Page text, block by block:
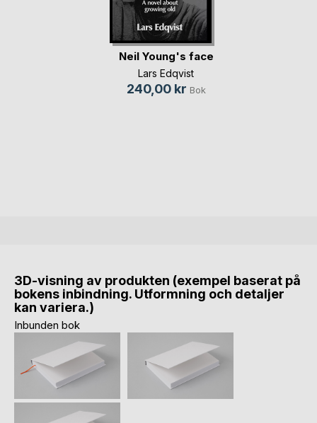
Neil Young's face
Lars Edqvist
240,00 kr Bok
3D-visning av produkten (exempel baserat på
bokens inbindning. Utformning och detaljer
kan variera.)
Inbunden bok